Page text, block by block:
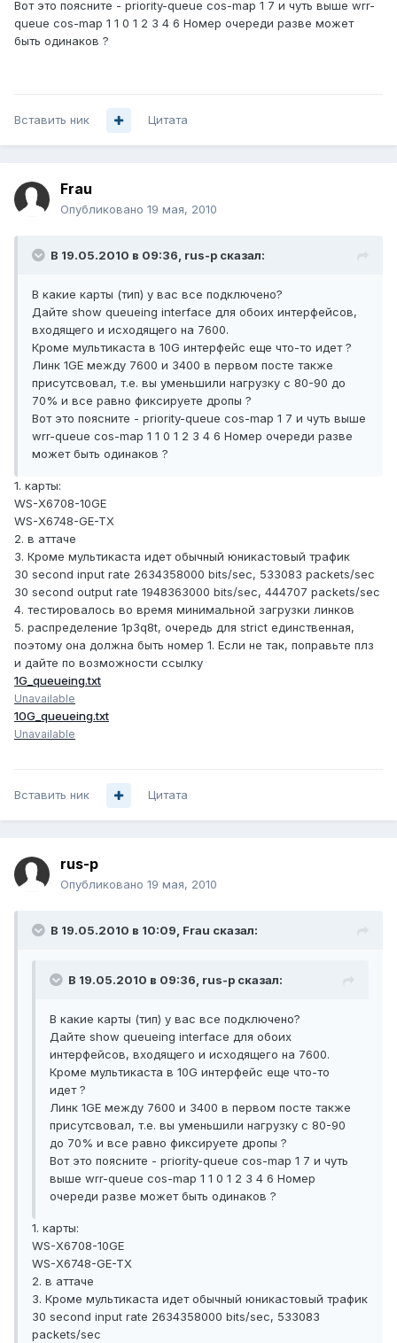
Вот это поясните - priority-queue cos-map 1 7 и чуть выше wrr-
queue cos-map 1 1 0 1 2 3 4 6 Номер очереди разве может
быть одинаков ?
Вставить ник Цитата
Frau
Опубликовано 19 мая, 2010
В 19.05.2010 в 09:36, rus-p сказал:
В какие карты (тип) у вас все подключено?
Дайте show queueing interface для обоих интерфейсов,
входящего и исходящего на 7600.
Кроме мультикаста в 10G интерфейс еще что-то идет ?
Линк 1GE между 7600 и 3400 в первом посте также
присутсвовал, т.е. вы уменьшили нагрузку с 80-90 до
70% и все равно фиксируете дропы ?
Вот это поясните - priority-queue cos-map 1 7 и чуть выше
wrr-queue cos-map 1 1 0 1 2 3 4 6 Номер очереди разве
может быть одинаков ?
1. карты:
WS-X6708-10GE
WS-X6748-GE-TX
2. в аттаче
3. Кроме мультикаста идет обычный юникастовый трафик
30 second input rate 2634358000 bits/sec, 533083 packets/sec
30 second output rate 1948363000 bits/sec, 444707 packets/sec
4. тестировалось во время минимальной загрузки линков
5. распределение 1p3q8t, очередь для strict единственная,
поэтому она должна быть номер 1. Если не так, поправьте плз
и дайте по возможности ссылку
1G_queueing.txt
Unavailable
10G_queueing.txt
Unavailable
Вставить ник Цитата
rus-p
Опубликовано 19 мая, 2010
В 19.05.2010 в 10:09, Frau сказал:
В 19.05.2010 в 09:36, rus-p сказал:
В какие карты (тип) у вас все подключено?
Дайте show queueing interface для обоих
интерфейсов, входящего и исходящего на 7600.
Кроме мультикаста в 10G интерфейс еще что-то
идет ?
Линк 1GE между 7600 и 3400 в первом посте также
присутсвовал, т.е. вы уменьшили нагрузку с 80-90
до 70% и все равно фиксируете дропы ?
Вот это поясните - priority-queue cos-map 1 7 и чуть
выше wrr-queue cos-map 1 1 0 1 2 3 4 6 Номер
очереди разве может быть одинаков ?
1. карты:
WS-X6708-10GE
WS-X6748-GE-TX
2. в аттаче
3. Кроме мультикаста идет обычный юникастовый трафик
30 second input rate 2634358000 bits/sec, 533083
packets/sec